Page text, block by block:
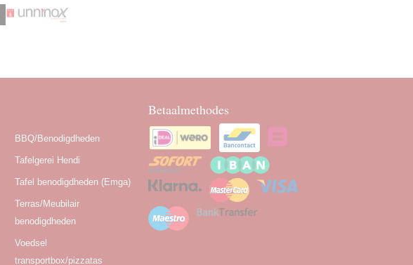
BBQ/Benodigdheden
Tafelgerei Hendi
Tafel benodigdheden (Emga)
Terras/Meubilair
benodigdheden
Voedsel
transportbox/pizzatas
Betaalmethodes